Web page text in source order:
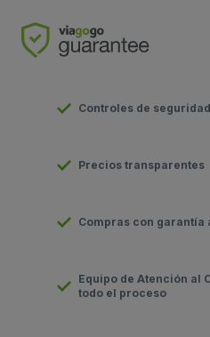
Controles de
Precios transparentes
Compras con garantía
Equipo de Atención al
todo el proceso